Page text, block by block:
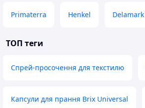
Primaterra Henkel Delamark
ТОП теги
Спрей-просочення для текстилю
Капсули для прання Brix Universal